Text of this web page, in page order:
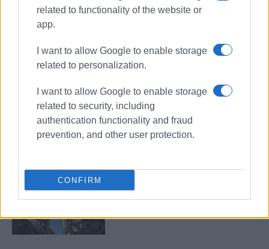
related to functionality of the website or
app.
I want to allow Google to enable storage
related to personalization.
I want to allow Google to enable storage
related to security, including
authentication functionality and fraud
prevention, and other user protection.
CONFIRM
Παρέλαση εθνική επέτειος
το αμερικανικό μήνυμα για τους
30.000 στρατιώτες των ΗΠΑ